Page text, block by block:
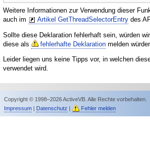
Weitere Informationen zur Verwendung dieser
auch im
Artikel GetThreadSelectorEntry des
Sollte diese Deklaration fehlerhaft sein, würden
diese als
fehlerhafte Deklaration melden
Leider liegen uns keine Tipps vor, in welchen
verwendet wird.
Copyright © 1998–2026 ActiveVB. Alle Rechte vorbehalten.
Impressum| Datenschutz | Fehler melden